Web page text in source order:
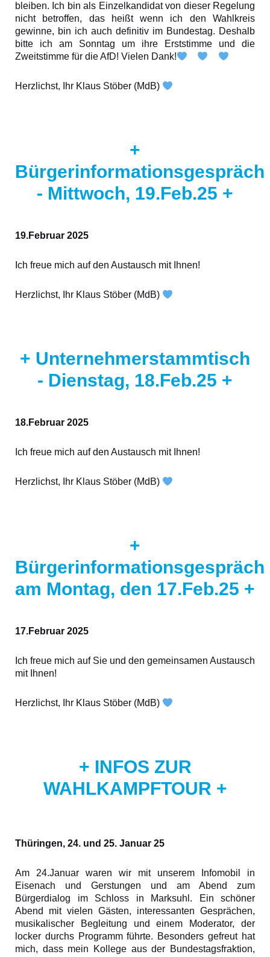
bleiben. Ich bin als Einzelkandidat von dieser Regelung
nicht betroffen, das heißt wenn ich den Wahlkreis
gewinne, bin ich auch definitiv im Bundestag. Deshalb
bitte ich am Sonntag um ihre Erststimme und die
Zweitstimme für die AfD! Vielen Dank!
Herzlichst, Ihr Klaus Stöber (MdB)
+
Bürgerinformationsgespräch
- Mittwoch, 19.Feb.25 +
19.Februar 2025
Ich freue mich auf den Austausch mit Ihnen!
Herzlichst, Ihr Klaus Stöber (MdB)
+ Unternehmerstammtisch
- Dienstag, 18.Feb.25 +
18.Februar 2025
Ich freue mich auf den Austausch mit Ihnen!
Herzlichst, Ihr Klaus Stöber (MdB)
+
Bürgerinformationsgespräch
am Montag, den 17.Feb.25 +
17.Februar 2025
Ich freue mich auf Sie und den gemeinsamen Austausch
mit Ihnen!
Herzlichst, Ihr Klaus Stöber (MdB)
+ INFOS ZUR
WAHLKAMPFTOUR +
Thüringen, 24. und 25. Januar 25
Am 24.Januar waren wir mit unserem Infomobil in
Eisenach und Gerstungen und am Abend zum
Bürgerdialog im Schloss in Marksuhl. Ein schöner
Abend mit vielen Gästen, interessanten Gesprächen,
musikalischer Begleitung und einem Moderator, der
locker durchs Programm führte. Besonders gefreut hat
mich, dass mein Kollege aus der Bundestagsfraktion,